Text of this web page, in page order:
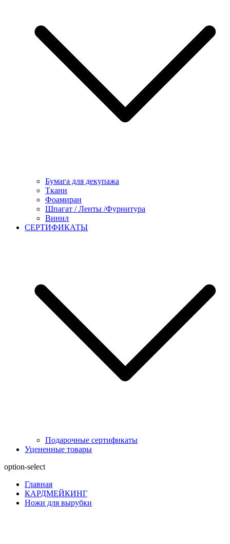
Бумага для декупажа
Ткани
Фоамиран
Шпагат / Ленты /Фурнитура
Винил
СЕРТИФИКАТЫ
Подарочные сертификаты
Уцененные товары
option-select
Главная
КАРДМЕЙКИНГ
Ножи для вырубки